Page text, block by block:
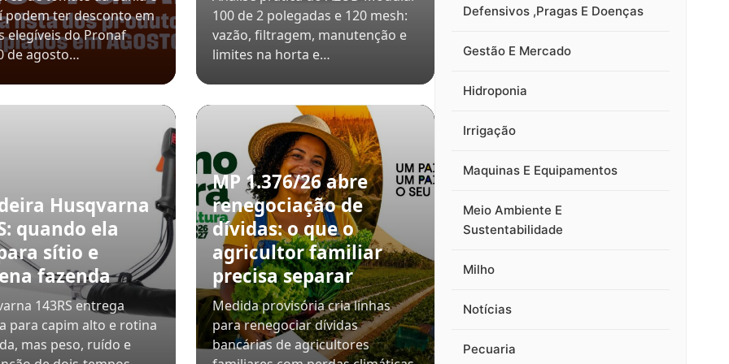
podem ter desconto em
elegíveis do Pronaf
de agosto…
100 de 2 polegadas e 120 mesh:
vazão, filtragem, manutenção e
limites na horta e…
Husqvarna
quando ela
sítio e
fazenda
143RS entrega
para capim alto e rotina
mas peso, ruído e
MP 1.376/26 abre
renegociação de
dívidas: o que o
agricultor familiar
precisa separar
Medida provisória cria linhas
para renegociar dívidas
bancárias de agricultores
Defensivos ,Pragas E Doenças
Gestão E Mercado
Hidroponia
Irrigação
Maquinas E Equipamentos
Meio Ambiente E
Sustentabilidade
Milho
Notícias
Pecuaria